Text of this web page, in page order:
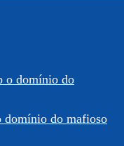
do mafioso